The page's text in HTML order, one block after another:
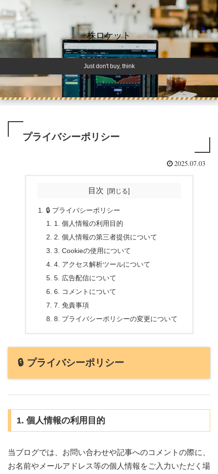
株ロケット
Just don't buy, think
プライバシーポリシー
2025.07.03
目次
🔒 プライバシーポリシー
1. 個人情報の利用目的
2. 個人情報の第三者提供について
3. Cookieの使用について
4. アクセス解析ツールについて
5. 広告配信について
6. コメントについて
7. 免責事項
8. プライバシーポリシーの変更について
🔒 プライバシーポリシー
1. 個人情報の利用目的
当ブログでは、お問い合わせや記事へのコメントの際に、
お名前やメールアドレス等の個人情報をご入力いただく場